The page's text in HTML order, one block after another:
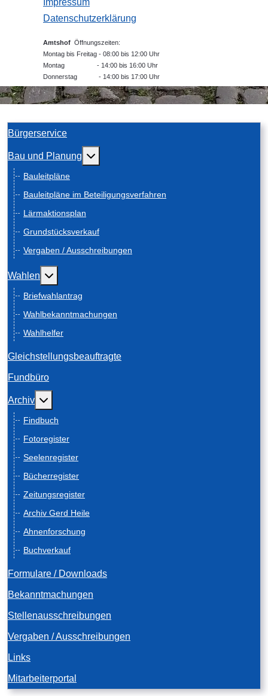
Impressum
Datenschutzerklärung
Amtshof Öffnungszeiten:
Montag bis Freitag - 08:00 bis 12:00 Uhr
Montag - 14:00 bis 16:00 Uhr
Donnerstag - 14:00 bis 17:00 Uhr
Bürgerservice
Bau und Planung Weitere Informationen: Bau und Planung
Bauleitpläne
Bauleitpläne im Beteiligungsverfahren
Lärmaktionsplan
Grundstücksverkauf
Vergaben / Ausschreibungen
Wahlen Weitere Informationen: Wahlen
Briefwahlantrag
Wahlbekanntmachungen
Wahlhelfer
Gleichstellungsbeauftragte
Fundbüro
Archiv Weitere Informationen: Archiv
Findbuch
Fotoregister
Seelenregister
Bücherregister
Zeitungsregister
Archiv Gerd Heile
Ahnenforschung
Buchverkauf
Formulare / Downloads
Bekanntmachungen
Stellenausschreibungen
Vergaben / Ausschreibungen
Links
Mitarbeiterportal